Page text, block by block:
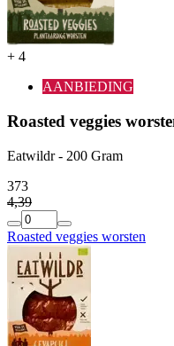
+ 4
AANBIEDING
Roasted veggies
Eatwildr - 200 Gram
373
4,39
Roasted veggies worsten